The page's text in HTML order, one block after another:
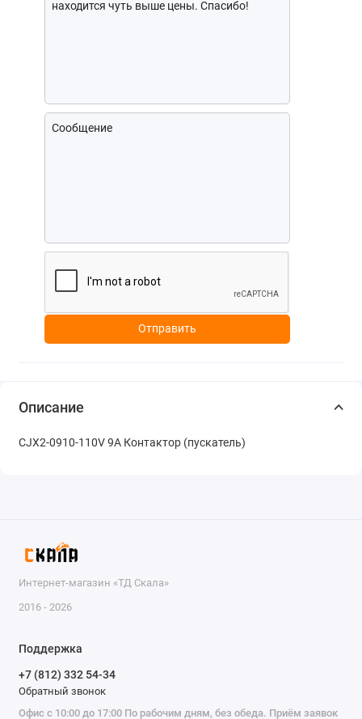
Отправить
Описание
CJX2-0910-110V 9A Контактор (пускатель)
Интернет-магазин «ТД Скала»
2016 - 2026
Поддержка
+7 (812) 332 54-34
Обратный звонок
Офис с 10:00 до 17:00 По рабочим дням, без обеда. Приём заявок